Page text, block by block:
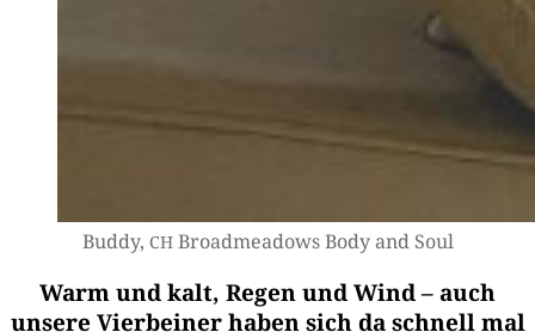
Bud­dy, CHBroad­me­a­dows Body and Soul
Warm und kalt, Regen und Wind – auch
unsere Vierbeiner haben sich da schnell mal